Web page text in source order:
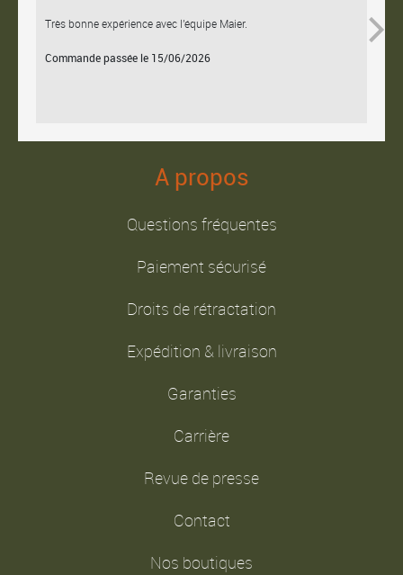
Très bonne expérience avec l'équipe Maier.
Commande passée le 15/06/2026
A propos
Questions fréquentes
Paiement sécurisé
Droits de rétractation
Expédition & livraison
Garanties
Carrière
Revue de presse
Contact
Nos boutiques